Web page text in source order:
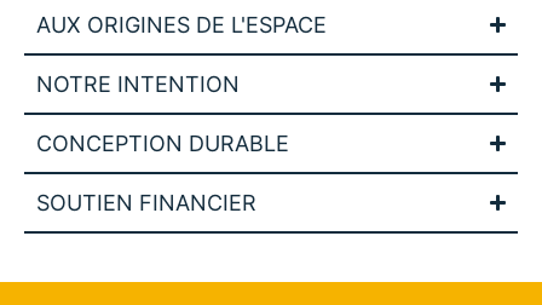
AUX ORIGINES DE L'ESPACE
NOTRE INTENTION
CONCEPTION DURABLE
SOUTIEN FINANCIER